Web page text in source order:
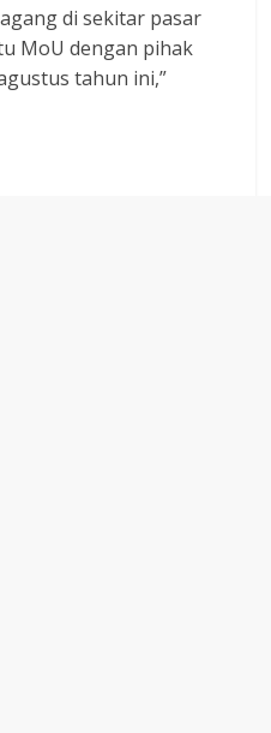
di sekitar pasar
MoU dengan pihak
tahun ini,”